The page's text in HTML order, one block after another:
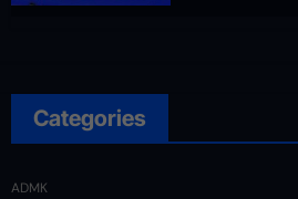
Categories
ADMK